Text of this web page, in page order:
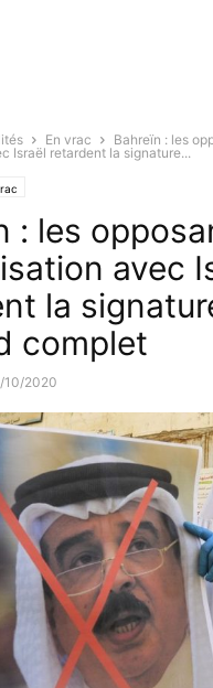
En vrac
Bahreïn : les
Israël retardent la signature...
: les
avec
la
complet
10/2020